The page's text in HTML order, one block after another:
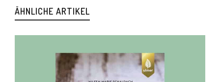
ÄHNLICHE ARTIKEL